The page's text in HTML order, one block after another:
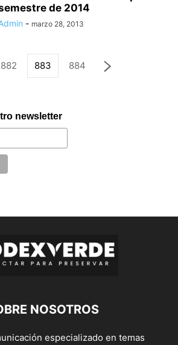
de 2014
- marzo 28, 2013
882 883 884
newsletter
NOSOTROS
especializado en temas